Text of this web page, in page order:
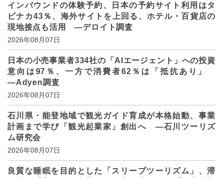
インバウンドの体験予約、日本の予約サイト利用はタ
ビナカ43％、海外サイトを上回る、ホテル・百貨店の
現地接点も活用 ―デロイト調査
2026年08月07日
日本の小売事業者334社の「AIエージェント」への投資
意向は97％、一方で消費者62％は「抵抗あり」
―Adyen調査
2026年08月07日
石川県・能登地域で観光ガイド育成が本格始動、事業
計画まで学び「観光起業家」創出へ ―石川ツーリズ
ム研究会
2026年08月07日
良質な睡眠を目的とした「スリープツーリズム」、滞